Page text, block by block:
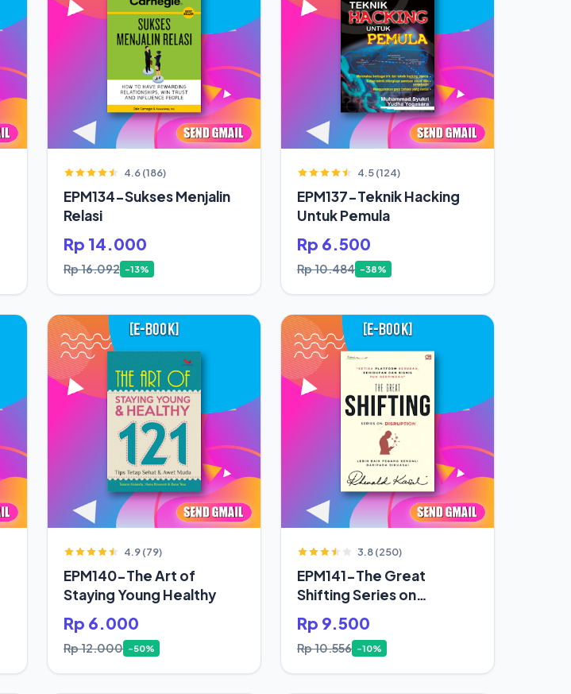
4.6 (186)
EPM134-Sukses Menjalin
Relasi
Rp 14.000
Rp 16.092 -13%
4.5 (124)
EPM137-Teknik Hacking
Untuk Pemula
Rp 6.500
Rp 10.484 -38%
4.9 (79)
EPM140-The Art of
Staying Young Healthy
Rp 6.000
Rp 12.000 -50%
3.8 (250)
EPM141-The Great
Shifting Series on
Disruption
Rp 9.500
Rp 10.556 -10%